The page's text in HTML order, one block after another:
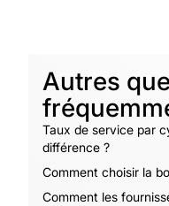
Autres
Taux de service par
différence ?
Comment choisir la
Comment les